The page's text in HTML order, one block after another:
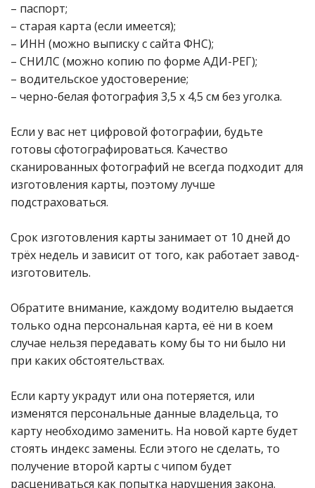
– паспорт;
– старая карта (если имеется);
– ИНН (можно выписку с сайта ФНС);
– СНИЛС (можно копию по форме АДИ-РЕГ);
– водительское удостоверение;
– черно-белая фотография 3,5 х 4,5 см без уголка.
Если у вас нет цифровой фотографии, будьте
готовы сфотографироваться. Качество
сканированных фотографий не всегда подходит для
изготовления карты, поэтому лучше
подстраховаться.
Срок изготовления карты занимает от 10 дней до
трёх недель и зависит от того, как работает завод-
изготовитель.
Обратите внимание, каждому водителю выдается
только одна персональная карта, её ни в коем
случае нельзя передавать кому бы то ни было ни
при каких обстоятельствах.
Если карту украдут или она потеряется, или
изменятся персональные данные владельца, то
карту необходимо заменить. На новой карте будет
стоять индекс замены. Если этого не сделать, то
получение второй карты с чипом будет
расцениваться как попытка нарушения закона.